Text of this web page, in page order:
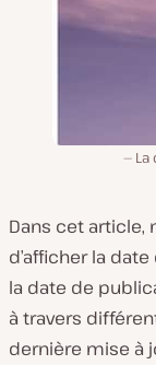
Dans cet article,
d’afficher la
la date de
à travers
dernière mise à